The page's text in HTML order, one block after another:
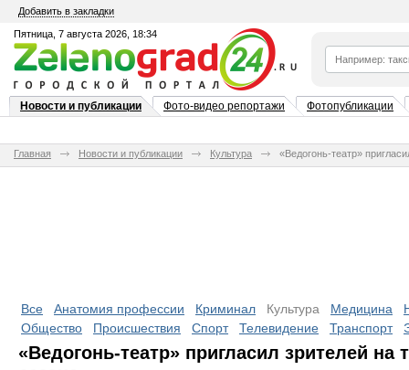
Добавить в закладки
Пятница, 7 августа 2026, 18:34
Новости и публикации Фото-видео репортажи Фотопубликации
Главная Новости и публикации Культура «Ведогонь-театр»
Все Анатомия профессии Криминал Культура Медицина
Общество
Происшествия Спорт Телевидение Транспорт
«Ведогонь-театр» пригласил зрителей на